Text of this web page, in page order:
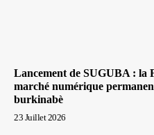
Lancement de SUGUBA : la
marché numérique
burkinabè
23 Juillet 2026